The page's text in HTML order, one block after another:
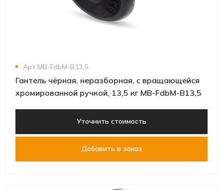
Арт.MB-FdbM-B13,5
Гантель чёрная, неразборная, с вращающейся
хромированной ручкой, 13,5 кг MB-FdbM-B13,5
Уточнить стоимость
Добавить в заказ